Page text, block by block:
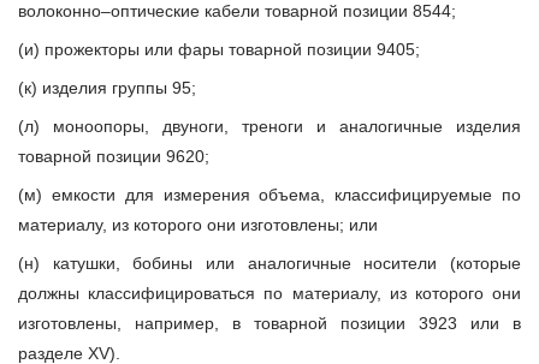
волоконно–оптические кабели товарной позиции 8544;
(и) прожекторы или фары товарной позиции 9405;
(к) изделия группы 95;
(л) моноопоры, двуноги, треноги и аналогичные изделия
товарной позиции 9620;
(м) емкости для измерения объема, классифицируемые по
материалу, из которого они изготовлены; или
(н) катушки, бобины или аналогичные носители (которые
должны классифицироваться по материалу, из которого они
изготовлены, например, в товарной позиции 3923 или в
разделе XV).